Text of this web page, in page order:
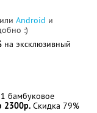
или Android и
:)
на эксклюзивный
бамбуковое
2300р. Скидка 79%